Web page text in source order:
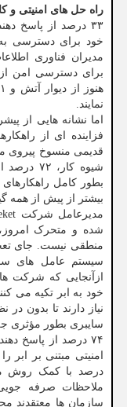
راه حل های امنیتی و
۳۳ درصد از پاسخ
مدیران فناوری
نمایند.
اما نشانه هایی از
فزاینده ای از
قدیمی منسوخ پیروی
شیوه
بیشتر از پیش از همه
شده و متحرک
منطقی نیست. جای
سیستم عامل های
ازآنجایی که شرکت
خود به ابر تکیه می
نیاز دارند تا بدون
سایبری بطور مؤثری
۷۴ درصد از پاسخ
سازمان ها معتقدند